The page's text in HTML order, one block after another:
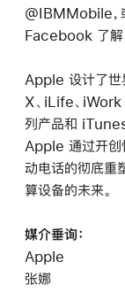
@IBMMobile，
Facebook 了
Apple 设计了世
X、iLife、
列产品和 iTunes
Apple 通过开
动电话的彻底重
算设备的未来。
媒介垂询：
Apple
张娜